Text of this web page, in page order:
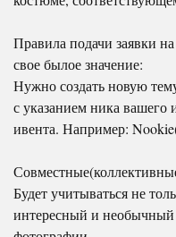
Правила подачи заявки
свое былое значение:
Нужно создать новую
с указанием ника вашего
ивента. Например:
Будет учитываться не
интересный и